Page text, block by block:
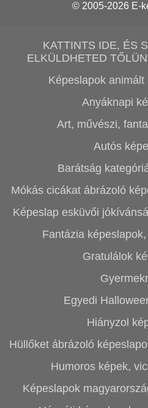
© 2005-2026 E-
KATTINTS IDE, ÉS
ELKÜLDHETED
Képeslapok
Anyáknapi
Art, művészi,
Autós
Barátság
Mókás cicákat ábrázoló
Képeslap esküvői
Fantázia
Gratulálok
Egyedi
Hiányzol
Hüllőket ábrázoló
Humoros képek,
Képeslapok